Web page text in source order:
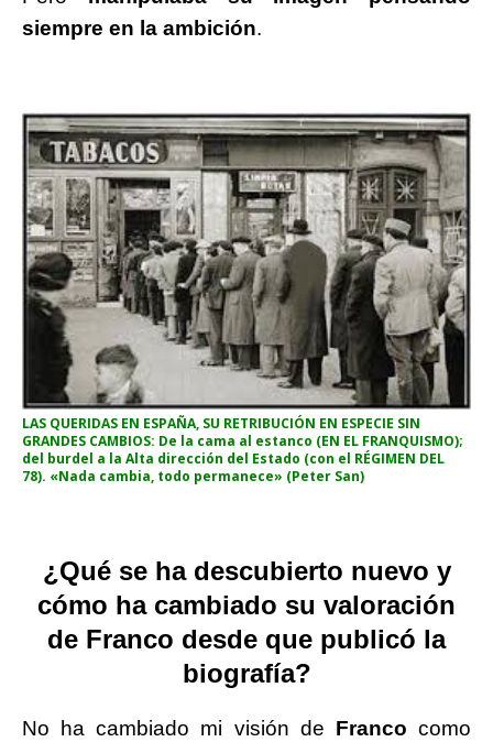
siempre en la ambición.
LAS QUERIDAS EN ESPAÑA, SU RETRIBUCIÓN EN ESPECIE SIN
GRANDES CAMBIOS: De la cama al estanco (EN EL FRANQUISMO);
del burdel a la Alta dirección del Estado (con el RÉGIMEN DEL
78). «Nada cambia, todo permanece» (Peter San)
¿Qué se ha descubierto nuevo y
cómo ha cambiado su valoración
de Franco desde que publicó la
biografía?
No ha cambiado mi visión de Franco como